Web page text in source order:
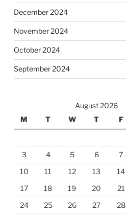
December 2024
November 2024
October 2024
September 2024
August 2026
M
T W T F
3
4 5 6 7
10
11 12 13 14
17
18 19 20 21
24
25 26 27 28